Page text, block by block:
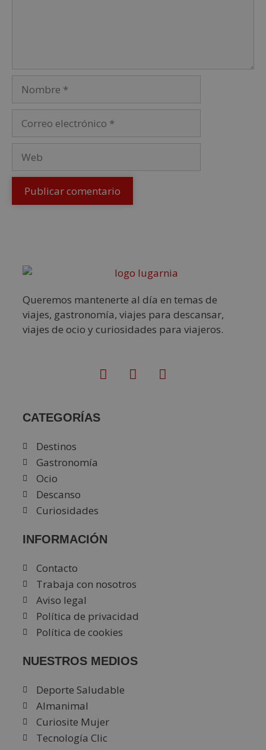
Queremos mantenerte al día en temas de
viajes, gastronomía, viajes para descansar,
viajes de ocio y curiosidades para viajeros.
CATEGORÍAS
Destinos
Gastronomía
Ocio
Descanso
Curiosidades
INFORMACIÓN
Contacto
Trabaja con nosotros
Aviso legal
Política de privacidad
Política de cookies
NUESTROS MEDIOS
Deporte Saludable
Almanimal
Curiosite Mujer
Tecnología Clic